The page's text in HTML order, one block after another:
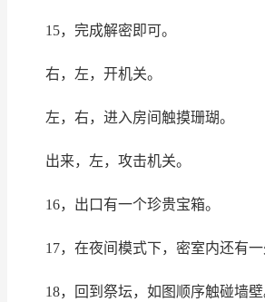
15，完成解密即可。
右，左，开机关。
左，右，进入房间触摸珊瑚。
出来，左，攻击机关。
16，出口有一个珍贵宝箱。
17，在夜间模式下，密室内还有一
18，回到祭坛，如图顺序触碰墙壁